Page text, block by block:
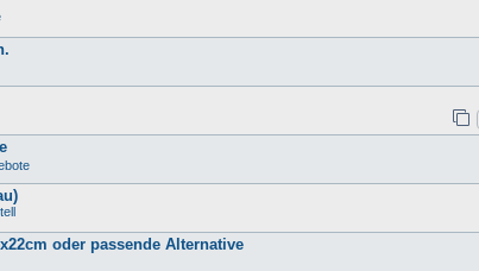
oder passende Alternative